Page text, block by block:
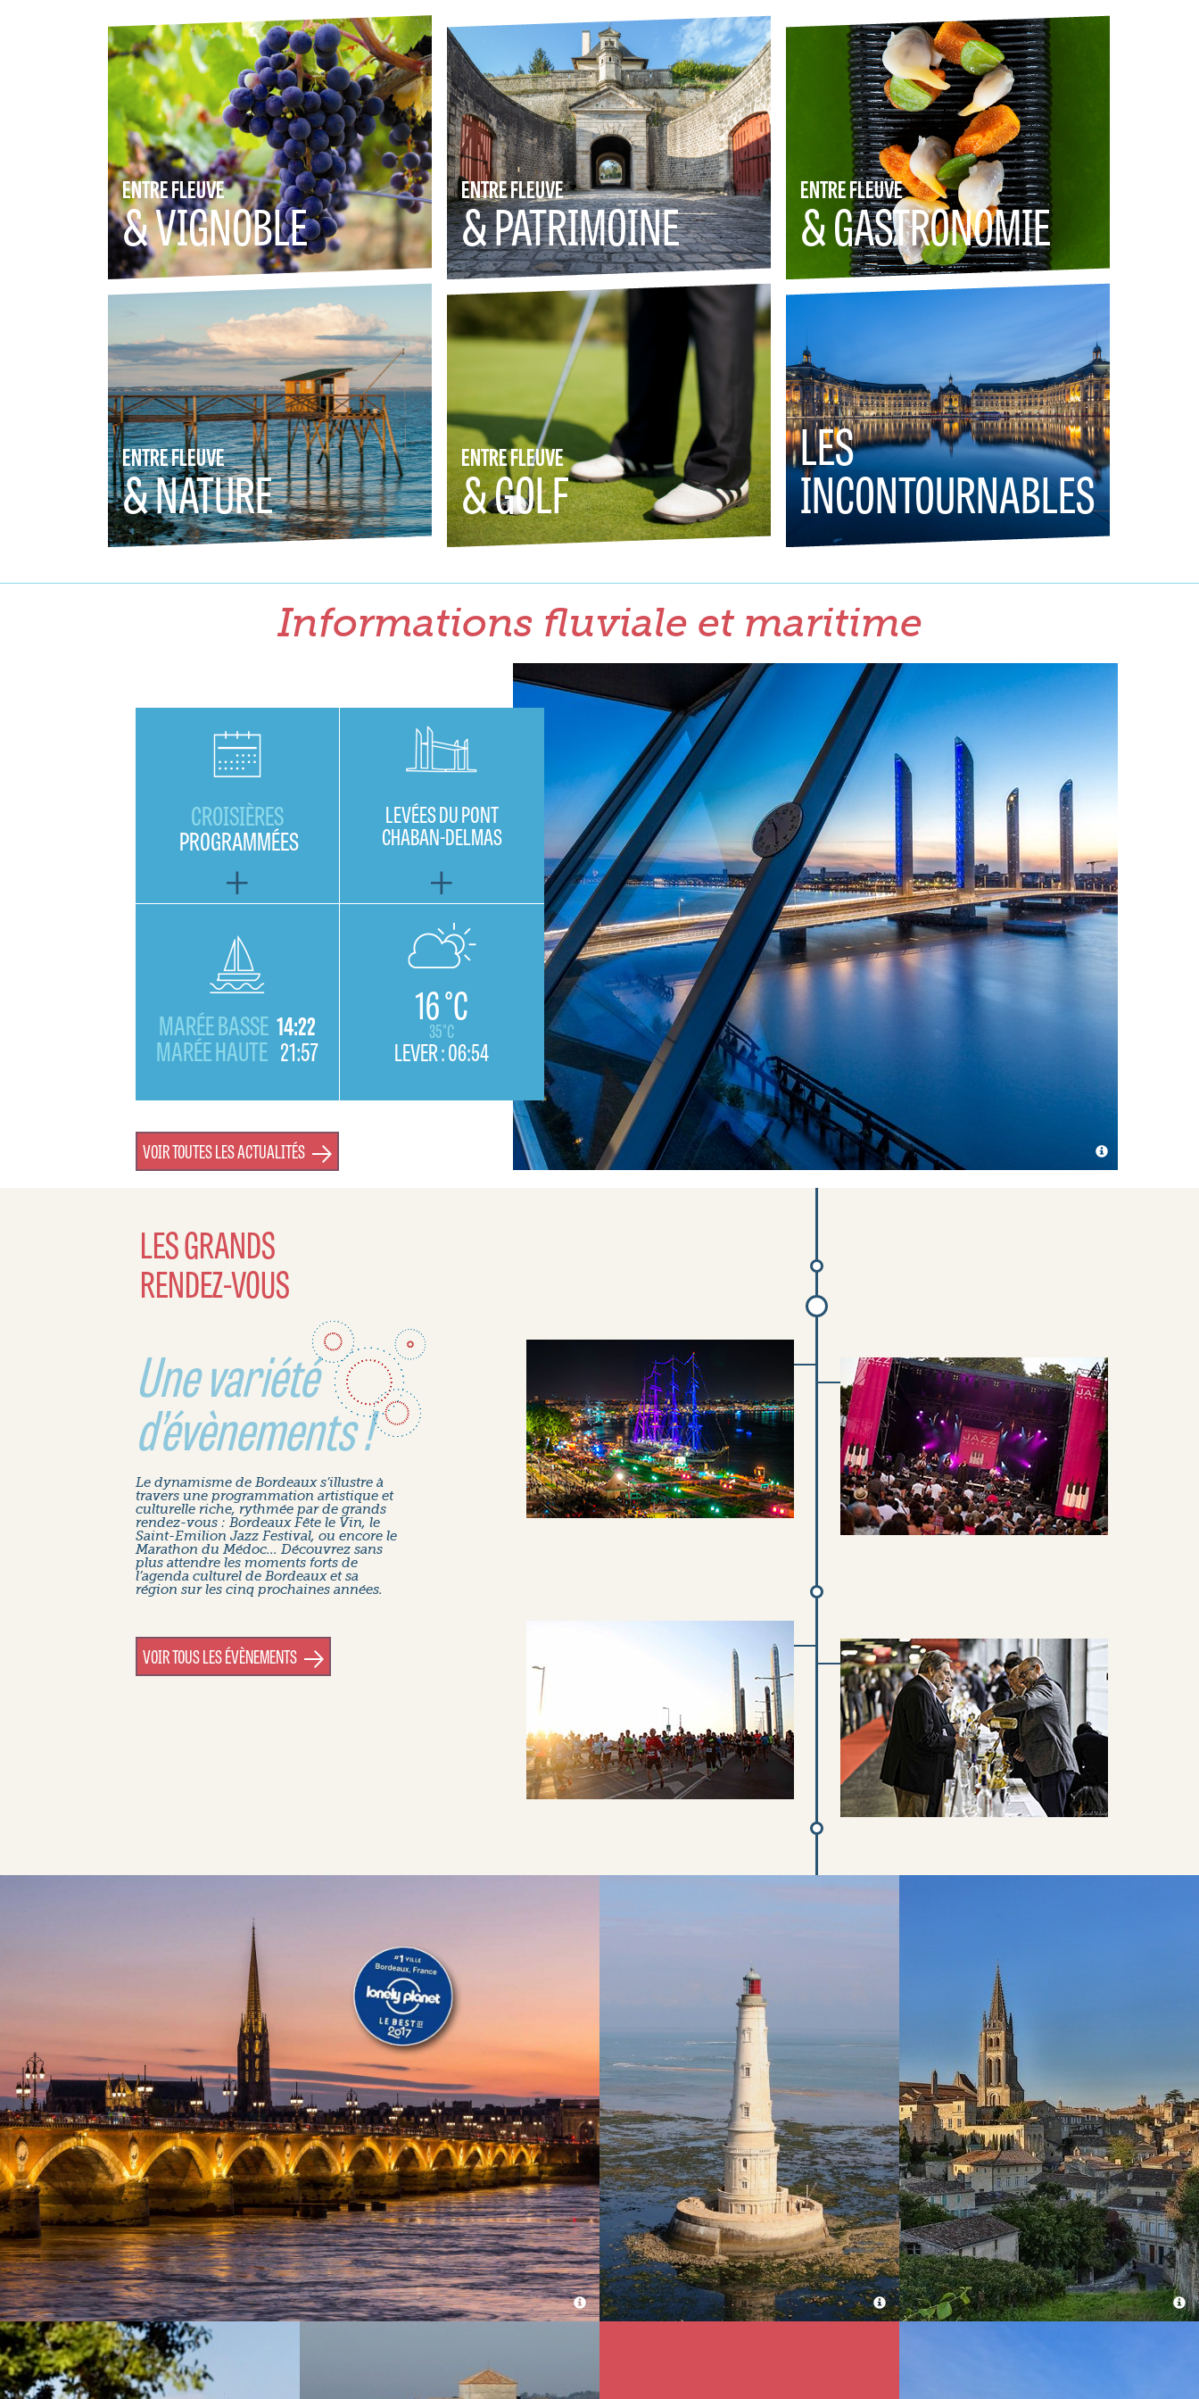
ENTRE FLEUVE
& VIGNOBLE
ENTRE FLEUVE
& PATRIMOINE
ENTRE FLEUVE
& GASTRONOMIE
ENTRE FLEUVE
& NATURE
ENTRE FLEUVE
& GOLF
LES
INCONTOURNABLES
Informations fluviale et maritime
CROISIÈRES
PROGRAMMÉES
LEVÉES DU PONT
CHABAN-DELMAS
MARÉE BASSE 14:22
MARÉE HAUTE 21:57
16 °C
35°C
LEVER :06:54
VOIR TOUTES LES ACTUALITÉS
LES GRANDS
RENDEZ-VOUS
Une variété
d’évènements !
Le dynamisme de Bordeaux s’illustre à
travers une programmation artistique et
culturelle riche, rythmée par de grands
rendez-vous : Bordeaux Fête le Vin, le
Saint-Emilion Jazz Festival, ou encore le
Marathon du Médoc... Découvrez sans
plus attendre les moments forts de
l’agenda culturel de Bordeaux et sa
région sur les cinq prochaines années.
VOIR TOUS LES ÉVÈNEMENTS